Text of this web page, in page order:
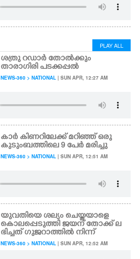
PLAY ALL
ശത്രു റഡാർ തോൽക്കും
താരാഗിരി പടക്കപ്പൽ
NEWS-360 > NATIONAL | SUN APR, 12:27 AM
കാർ കിണറിലേക്ക് മറിഞ്ഞ് ഒരു
കുടുംബത്തിലെ 9 പേർ മരിച്ചു
NEWS-360 > NATIONAL | SUN APR, 12:51 AM
യുവതിയെ ശല്യം ചെയ്തയാളെ
കൊലപ്പെടുത്തി ജയന് തോക്ക് ല
ഭിച്ചത് ഗുജറാത്തിൽ നിന്ന്
NEWS-360 > NATIONAL | SUN APR, 12:52 AM